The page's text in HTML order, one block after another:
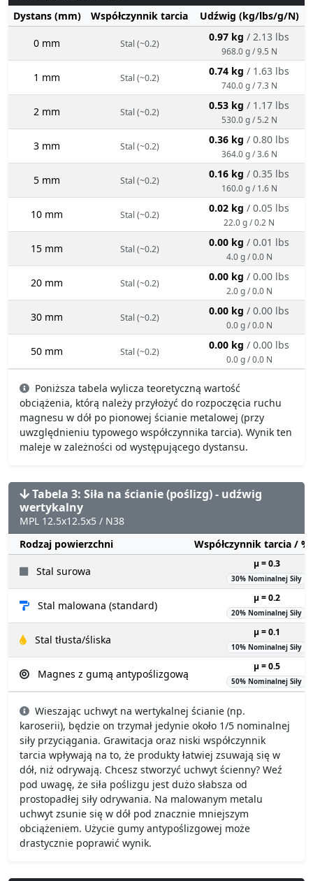
Dystans (mm)
Współczynnik tarcia Udźwig (kg/lbs/g/N)
0 mm Stal (~0.2)
0.97 kg / 2.13 lbs
968.0 g / 9.5 N
1 mm Stal (~0.2)
0.74 kg / 1.63 lbs
740.0 g / 7.3 N
2 mm Stal (~0.2)
0.53 kg / 1.17 lbs
530.0 g / 5.2 N
3 mm Stal (~0.2)
0.36 kg / 0.80 lbs
364.0 g / 3.6 N
5 mm Stal (~0.2)
0.16 kg / 0.35 lbs
160.0 g / 1.6 N
10 mm Stal (~0.2)
0.02 kg / 0.05 lbs
22.0 g / 0.2 N
15 mm Stal (~0.2)
0.00 kg / 0.01 lbs
4.0 g / 0.0 N
20 mm Stal (~0.2)
0.00 kg / 0.00 lbs
2.0 g / 0.0 N
30 mm Stal (~0.2)
0.00 kg / 0.00 lbs
0.0 g / 0.0 N
50 mm Stal (~0.2)
0.00 kg / 0.00 lbs
0.0 g / 0.0 N
Poniższa tabela wylicza teoretyczną wartość
obciążenia, którą należy przyłożyć do rozpoczęcia ruchu
magnesu w dół po pionowej ścianie metalowej (przy
uwzględnieniu typowego współczynnika tarcia). Wynik ten
maleje w zależności od występującego dystansu.
Tabela 3: Siła na ścianie (poślizg) - udźwig
wertykalny
MPL 12.5x12.5x5 / N38
Rodzaj powierzchni
Współczynnik tarcia /
Stal surowa
µ = 0.3
30% Nominalnej Siły
Stal malowana (standard)
µ = 0.2
20% Nominalnej Siły
Stal tłusta/śliska
µ = 0.1
10% Nominalnej Siły
Magnes z gumą antypoślizgową
µ = 0.5
50% Nominalnej Siły
Wieszając uchwyt na wertykalnej ścianie (np.
karoserii), będzie on trzymał jedynie około 1/5 nominalnej
siły przyciągania. Grawitacja oraz niski współczynnik
tarcia wpływają na to, że produkty łatwiej zsuwają się w
dół, niż odrywają. Chcesz stworzyć uchwyt ścienny? Weź
pod uwagę, że siła poślizgu jest dużo słabsza od
prostopadłej siły odrywania. Na malowanym metalu
uchwyt zsunie się w dół pod znacznie mniejszym
obciążeniem. Użycie gumy antypoślizgowej może
drastycznie poprawić wynik.